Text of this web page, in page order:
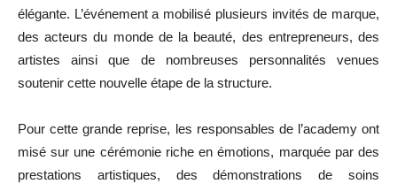
élégante. L’événement a mobilisé plusieurs invités de marque,
des acteurs du monde de la beauté, des entrepreneurs, des
artistes ainsi que de nombreuses personnalités venues
soutenir cette nouvelle étape de la structure.
Pour cette grande reprise, les responsables de l’academy ont
misé sur une cérémonie riche en émotions, marquée par des
prestations artistiques, des démonstrations de soins